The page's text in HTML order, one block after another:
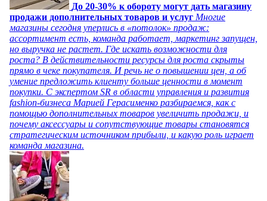
До 20-30% к обороту могут дать магазину
продажи дополнительных товаров и услуг Многие
магазины сегодня уперлись в «потолок» продаж:
ассортимент есть, команда работает, маркетинг запущен,
но выручка не растет. Где искать возможности для
роста? В действительности ресурсы для роста скрыты
прямо в чеке покупателя. И речь не о повышении цен, а об
умение предложить клиенту больше ценности в момент
покупки. С экспертом SR в области управления и развития
fashion-бизнеса Марией Герасименко разбираемся, как с
помощью дополнительных товаров увеличить продажи, и
почему аксессуары и сопутствующие товары становятся
стратегическим источником прибыли, и какую роль играет
команда магазина.